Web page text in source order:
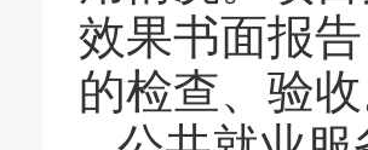
效果书面报
的检查、验收